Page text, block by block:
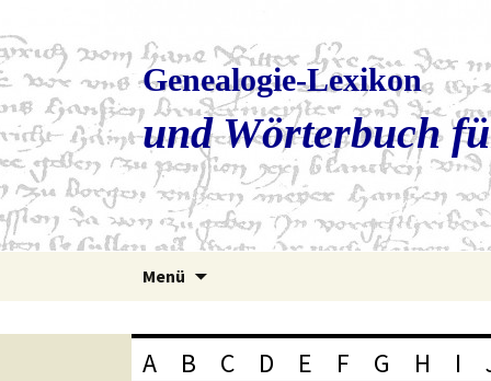
Genealogie-Lexikon
und Wörterbuch
Menü
A B C D E F G H I